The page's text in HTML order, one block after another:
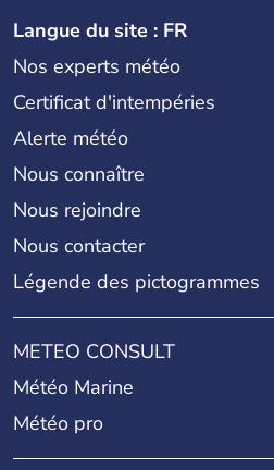
Langue du site : FR
Nos experts météo
Certificat d'intempéries
Alerte météo
Nous connaître
Nous rejoindre
Nous contacter
Légende des pictogrammes
METEO CONSULT
Météo Marine
Météo pro